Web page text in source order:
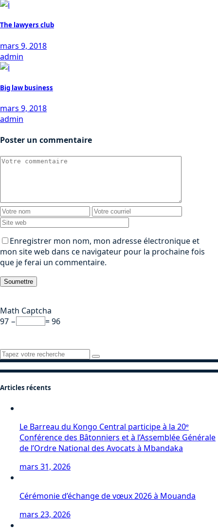
The lawyers club
mars 9, 2018
admin
Big law business
mars 9, 2018
admin
Poster un commentaire
Enregistrer mon nom, mon adresse électronique et
mon site web dans ce navigateur pour la prochaine fois
que je ferai un commentaire.
Math Captcha
97 −
= 96
Recherche
de
:
Articles récents
Le Barreau du Kongo Central participe à la 20ᵉ
Conférence des Bâtonniers et à l’Assemblée Générale
de l’Ordre National des Avocats à Mbandaka
mars 31, 2026
Cérémonie d’échange de vœux 2026 à Mouanda
mars 23, 2026